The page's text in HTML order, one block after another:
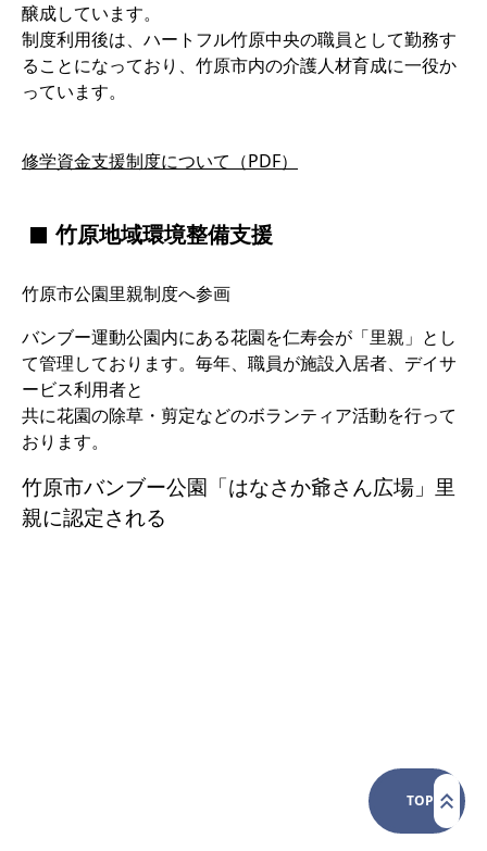
醸成しています。
制度利用後は、ハートフル竹原中央の職員として勤務す
ることになっており、竹原市内の介護人材育成に一役か
っています。
修学資金支援制度について（PDF）
竹原地域環境整備支援
竹原市公園里親制度へ参画
バンブー運動公園内にある花園を仁寿会が「里親」とし
て管理しております。毎年、職員が施設入居者、デイサ
ービス利用者と
共に花園の除草・剪定などのボランティア活動を行って
おります。
竹原市バンブー公園「はなさか爺さん広場」里
親に認定される
TOP